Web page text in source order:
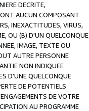
DECRITE,
AUCUN COMPOSANT
INEXACTITUDES, VIRUS,
OU (B) D'UN QUELCONQUE
IMAGE, TEXTE OU
AUTRE PERSONNE
NON INDIQUEE
D’UNE QUELCONQUE
DE POTENTIELS
DE VOTRE
AU PROGRAMME